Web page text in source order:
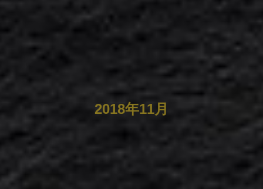
2018年11月